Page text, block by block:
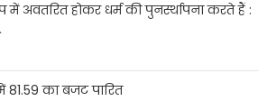
अवतरित होकर धर्म की पुनर्स्थापना करते हैं :
81.59 का बजट पारित